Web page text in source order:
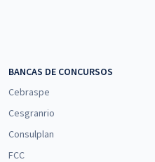
BANCAS DE CONCURSOS
Cebraspe
Cesgranrio
Consulplan
FCC